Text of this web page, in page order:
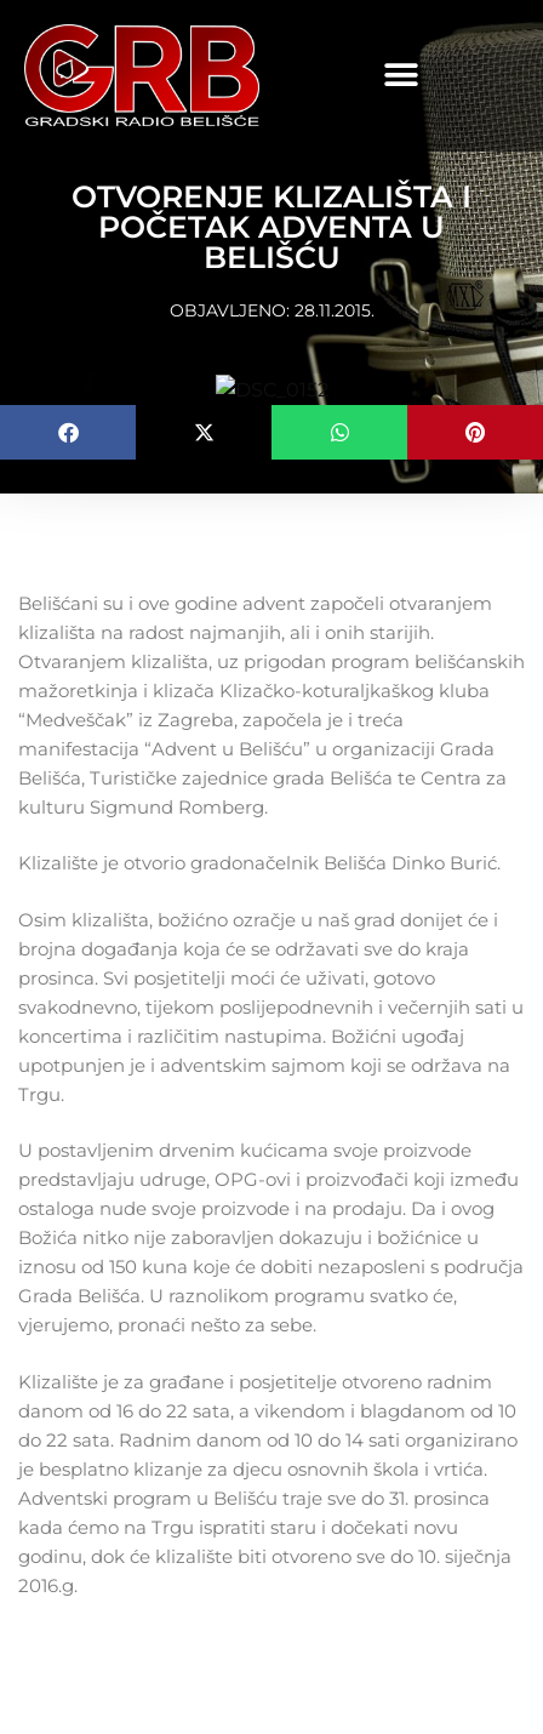
OTVORENJE KLIZALIŠTA I
POČETAK ADVENTA U
BELIŠĆU
OBJAVLJENO: 28.11.2015.
Belišćani su i ove godine advent započeli otvaranjem
klizališta na radost najmanjih, ali i onih starijih.
Otvaranjem klizališta, uz prigodan program belišćanskih
mažoretkinja i klizača Klizačko-koturaljkaškog kluba
“Medveščak” iz Zagreba, započela je i treća
manifestacija “Advent u Belišću” u organizaciji Grada
Belišća, Turističke zajednice grada Belišća te Centra za
kulturu Sigmund Romberg.
Klizalište je otvorio gradonačelnik Belišća Dinko Burić.
Osim klizališta, božićno ozračje u naš grad donijet će i
brojna događanja koja će se održavati sve do kraja
prosinca. Svi posjetitelji moći će uživati, gotovo
svakodnevno, tijekom poslijepodnevnih i večernjih sati u
koncertima i različitim nastupima. Božićni ugođaj
upotpunjen je i adventskim sajmom koji se održava na
Trgu.
U postavljenim drvenim kućicama svoje proizvode
predstavljaju udruge, OPG-ovi i proizvođači koji između
ostaloga nude svoje proizvode i na prodaju. Da i ovog
Božića nitko nije zaboravljen dokazuju i božićnice u
iznosu od 150 kuna koje će dobiti nezaposleni s područja
Grada Belišća. U raznolikom programu svatko će,
vjerujemo, pronaći nešto za sebe.
Klizalište je za građane i posjetitelje otvoreno radnim
danom od 16 do 22 sata, a vikendom i blagdanom od 10
do 22 sata. Radnim danom od 10 do 14 sati organizirano
je besplatno klizanje za djecu osnovnih škola i vrtića.
Adventski program u Belišću traje sve do 31. prosinca
kada ćemo na Trgu ispratiti staru i dočekati novu
godinu, dok će klizalište biti otvoreno sve do 10. siječnja
2016.g.